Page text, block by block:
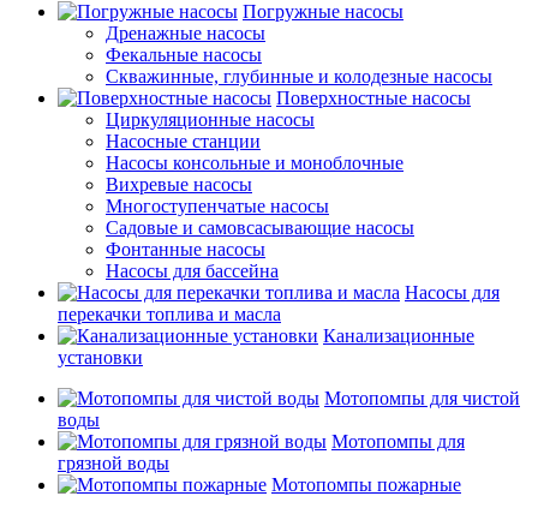
Погружные насосы
Дренажные насосы
Фекальные насосы
Скважинные, глубинные и колодезные насосы
Поверхностные насосы
Циркуляционные насосы
Насосные станции
Насосы консольные и моноблочные
Вихревые насосы
Многоступенчатые насосы
Садовые и самовсасывающие насосы
Фонтанные насосы
Насосы для бассейна
Насосы для
перекачки топлива и масла
Канализационные
установки
Мотопомпы для чистой
воды
Мотопомпы для
грязной воды
Мотопомпы пожарные